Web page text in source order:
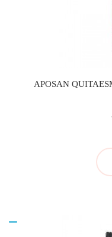
APOSAN